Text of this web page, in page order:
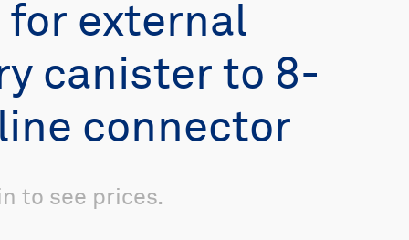
for external
canister to 8-
connector
to see prices.